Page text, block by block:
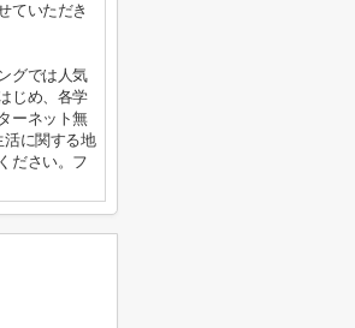
ていただき
グでは人気
じめ、各学
ーネット無
活に関する地
ださい。フ